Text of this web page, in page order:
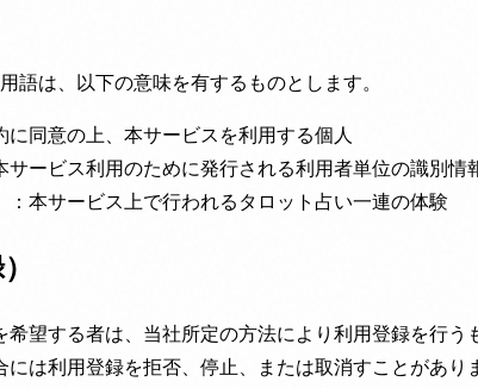
語は、以下の意味を有するものとします。
に同意の上、本サービスを利用する個人
サービス利用のために発行される利用者単位の識別情
：本サービス上で行われるタロット占い一連の体験
希望する者は、当社所定の方法により利用登録を行う
には利用登録を拒否、停止、または取消すことがあり